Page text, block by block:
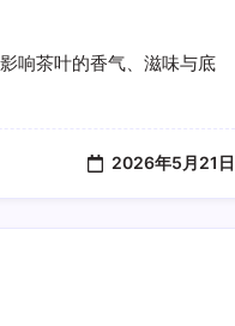
响茶叶的香气、滋味与底
2026年5月21日